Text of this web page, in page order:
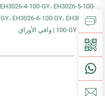
EH3026-4-100-GY، EH3026-5-100-
GY، EH3026-6-100-GY، EH3026-7-
100-GY | واقي الأوراق